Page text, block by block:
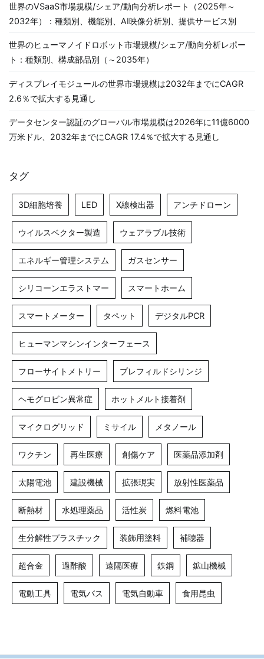
世界のVSaaS市場規模/シェア/動向分析レポート（2025年～
2032年）：種類別、機能別、AI映像分析別、提供サービス別
世界のヒューマノイドロボット市場規模/シェア/動向分析レポー
ト：種類別、構成部品別（～2035年）
ディスプレイモジュールの世界市場規模は2032年までにCAGR
2.6％で拡大する見通し
データセンター認証のグローバル市場規模は2026年に11億6000
万米ドル、2032年までにCAGR 17.4％で拡大する見通し
タグ
3D細胞培養 LED X線検出器 アンチドローン
ウイルスベクター製造 ウェアラブル技術
エネルギー管理システム ガスセンサー
シリコーンエラストマー スマートホーム
スマートメーター タペット デジタルPCR
ヒューマンマシンインターフェース
フローサイトメトリー プレフィルドシリンジ
ヘモグロビン異常症 ホットメルト接着剤
マイクログリッド ミサイル メタノール
ワクチン 再生医療 創傷ケア 医薬品添加剤
太陽電池 建設機械 拡張現実 放射性医薬品
断熱材 水処理薬品 活性炭 燃料電池
生分解性プラスチック 装飾用塗料 補聴器
超合金 過酢酸 遠隔医療 鉄鋼 鉱山機械
電動工具 電気バス 電気自動車 食用昆虫